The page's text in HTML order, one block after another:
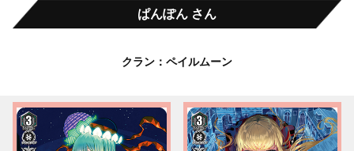
ぱんぽん さん
クラン：ペイルムーン